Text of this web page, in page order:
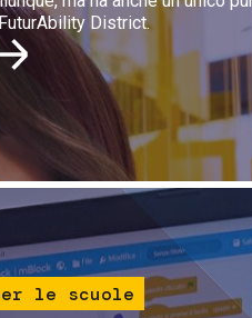
District.
Immagine
le scuole